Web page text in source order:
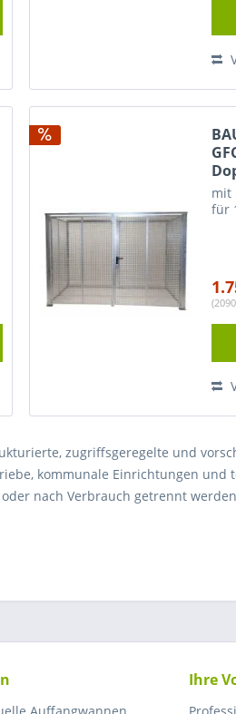
mit
für
zugriffsgeregelte und
kommunale Einrichtungen und
nach Verbrauch getrennt
Belüftung, schneller Zugriff und
sich diese Kategorie an
Containerlegen.
M ohne Dach?
Ihre